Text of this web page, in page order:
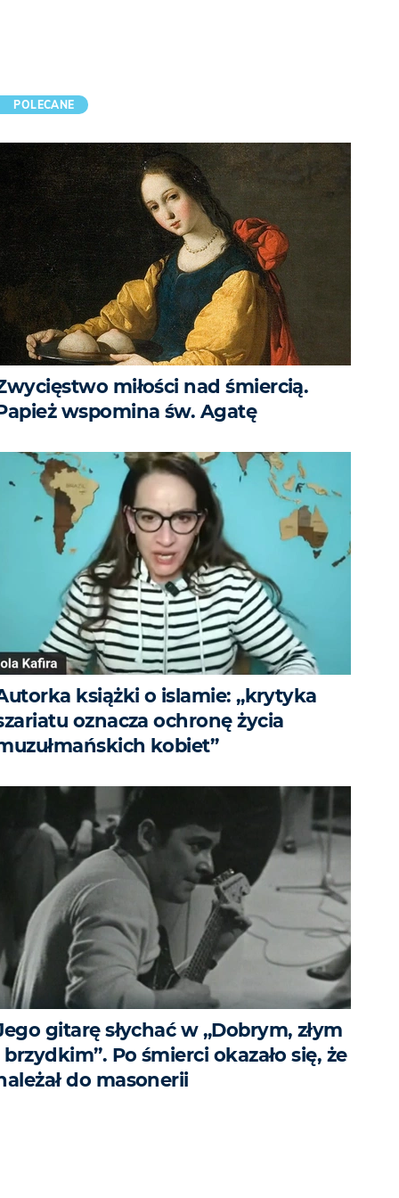
POLECANE
miłości nad śmiercią.
wspomina św. Agatę
książki o islamie: „krytyka
oznacza ochronę życia
kobiet”
gitarę słychać w „Dobrym, złym
brzydkim”. Po śmierci okazało się, że
do masonerii